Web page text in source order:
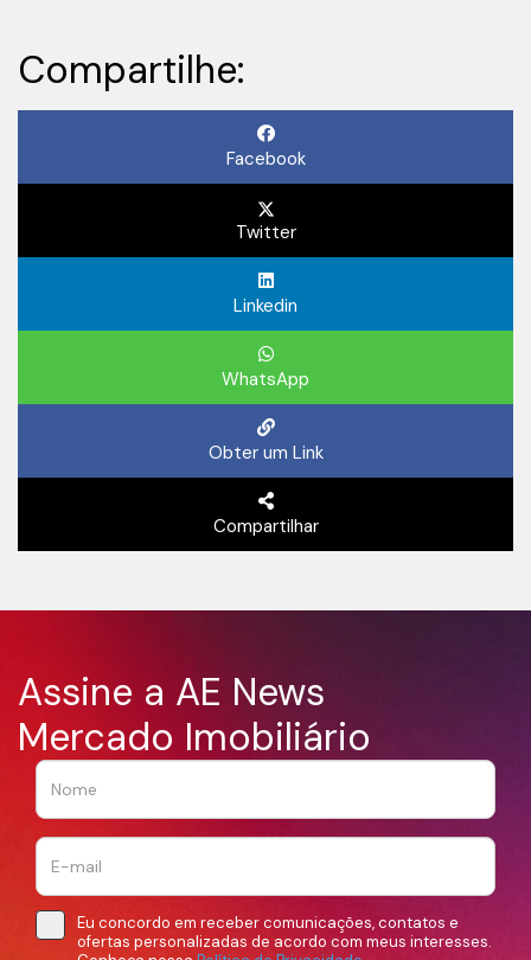
Compartilhe:
Facebook
Twitter
Linkedin
WhatsApp
Obter um Link
Compartilhar
Assine a AE News
Mercado Imobiliário
Eu concordo em receber comunicações, contatos e
ofertas personalizadas de acordo com meus interesses.